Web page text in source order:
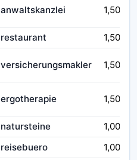
anwaltskanzlei 1,50
restaurant
1,50
versicherungsmakler 1,50
ergotherapie 1,50
natursteine
1,00
reisebuero
1,00